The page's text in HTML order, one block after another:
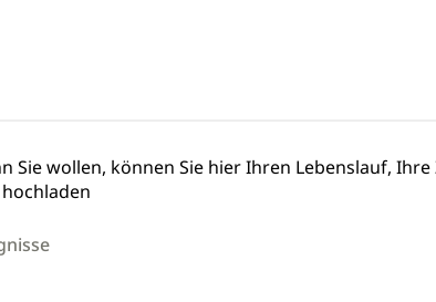
Sie wollen, können Sie hier Ihren Lebenslauf,